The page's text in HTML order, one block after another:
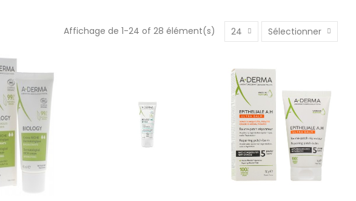
Affichage de 1-24 of 28 élément(s) 24 Sélectionner